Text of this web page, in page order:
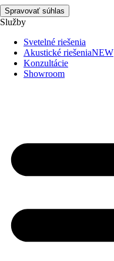
Spravovať súhlas
Služby
Svetelné riešenia
Akustické riešeniaNEW
Konzultácie
Showroom